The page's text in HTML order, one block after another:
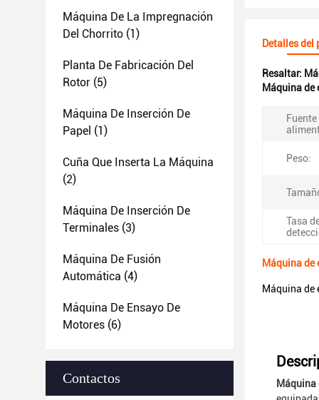
Máquina De La Impregnación
Del Chorrito (1)
Planta De Fabricación Del
Rotor (5)
Máquina De Inserción De
Papel (1)
Cuña Que Inserta La Máquina
(2)
Máquina De Inserción De
Terminales (3)
Máquina De Fusión
Automática (4)
Máquina De Ensayo De
Motores (6)
Contactos
Detalles del
Resaltar:
Máquina de
Fuente
Peso:
Tasa
Máquina de
Máquina de
Máquina